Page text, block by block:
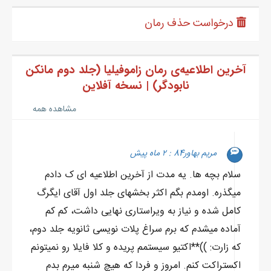
منی که سه ساله دارم قیافه دروغگوی یکایک این وکلا رو می‌بینم.
- جناب قاضی؛ اگر که اجازه بفرمائید بنده یه شاهد عینی محضور در
سالن دادگاه دارم. از ایشون دعوت کنم وارد بشن.
وکیل رو کرد به من. با مکث کوتاهی لب زد:
- شاهد و می‌پذیرم.
درهای بزرگ سالن دادگاه باز شد. چندی نگذشت که خانم فریبا وارد
شدن.
به وضوح عرق سرد روی پیشونی اون مردک متجاوزو دیدم.
لحظه‌ای به من چشم دوخت.
پوزخندی زدم. خانم فریبا نسبتأ با گام‌هایی تند نزدیک شد و با همون
آخرین اطلاعیه‌ی رمان زاموفیلیا (جلد دوم مانکن
نابودگر) | نسخه آفلاین
مشاهده همه
مریم بهاور84 : ۲ ماه پیش
سلام بچه‬ ها. یه مدت از آخرین اطلاعیه‬ ای ک دادم
میگذره. اومدم بگم اکثر بخشهای جلد اول آقای ایگرگ
کامل شده و نیاز به ویراستاری نهایی داشت، کم کم
آماده میشدم که برم سراغ پلات نویسی ثانویه جلد دوم،
که زارت: ))**اکتیو سیستمم پریده و کلا فایلا رو نمیتونم
اکستراکت کنم. امروز و فردا که هیچ شنبه میرم بدم